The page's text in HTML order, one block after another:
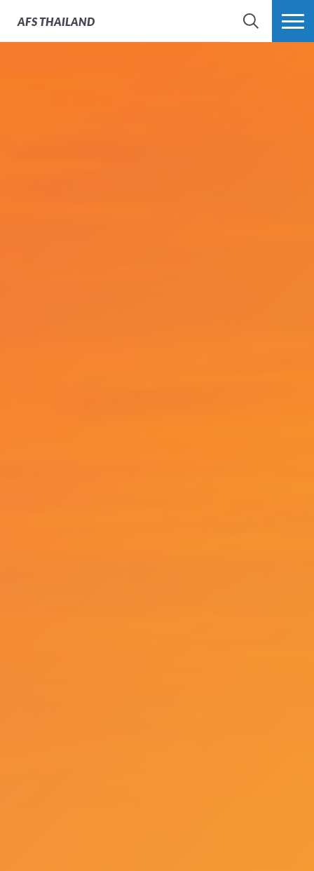
AFSTHAILAND
SEARCH MORE